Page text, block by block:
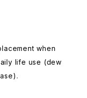
when
life use (dew